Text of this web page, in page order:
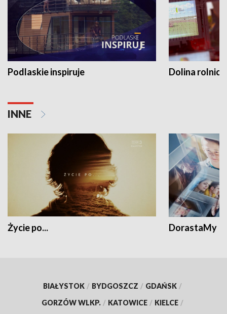
Podlaskie inspiruje Dolina
INNE
Życie po... DorastaMy
BIAŁYSTOK / BYDGOSZCZ / GDAŃSK /
GORZÓW WLKP. / KATOWICE / KIELCE /